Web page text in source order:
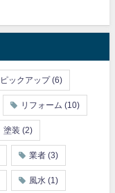
ピックアップ (6)
リフォーム (10)
塗装 (2)
業者 (3)
風水 (1)